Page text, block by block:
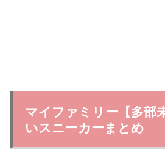
マイファミリー【多部
いスニーカーまとめ